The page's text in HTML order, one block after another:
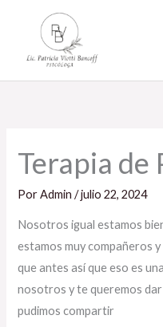
contenido
Terapia de
PorAdmin/julio 22, 2024
Nosotros igual estamos
estamos muy compañeros
que antes así que eso es
nosotros y tequeremos
pudimoscompartir